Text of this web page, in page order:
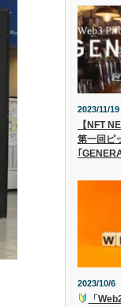
2023/11/19
【NFT
第一回ピ
｢
2023/10/6
「